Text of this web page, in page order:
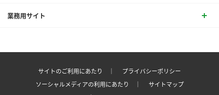
業務用サイト
サイトのご利用にあたり ｜
プライバシーポリシー
ソーシャルメディアの利用にあたり ｜
サイトマップ